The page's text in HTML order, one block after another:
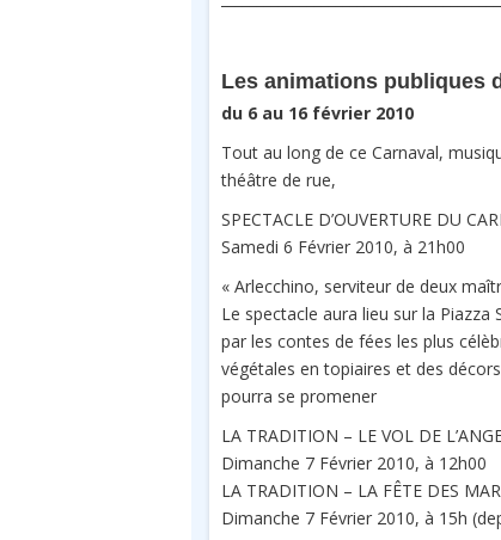
Les animations publiques
du 6 au 16 février 2010
Tout au long de ce Carnaval,
théâtre de rue,
SPECTACLE D’OUVERTURE DU
Samedi 6 Février 2010, à 21h00
« Arlecchino, serviteur de deux
Le spectacle aura lieu sur la Piazza
par les contes de fées les plus
végétales en topiaires et des
pourra se promener
LA TRADITION – LE VOL DE
Dimanche 7 Février 2010, à 12h00
LA TRADITION – LA FÊTE DES
Dimanche 7 Février 2010, à 15h